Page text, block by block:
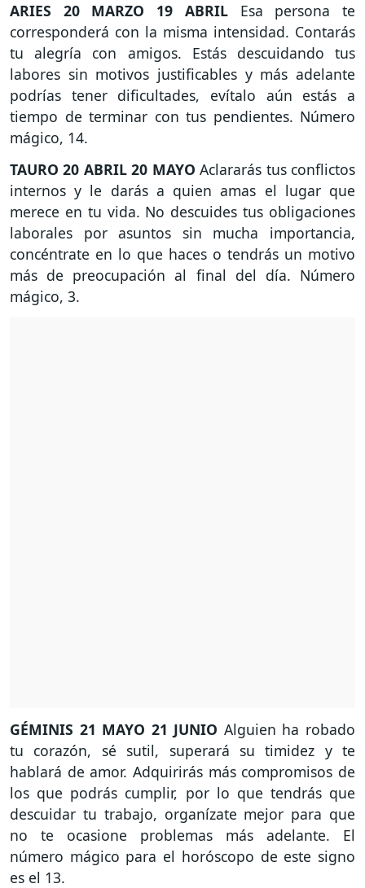
ARIES 20 MARZO 19 ABRILEsa persona te
corresponderá con la misma intensidad. Contarás
tu alegría con amigos. Estás descuidando tus
labores sin motivos justificables y más adelante
podrías tener dificultades, evítalo aún estás a
tiempo de terminar con tus pendientes. Número
mágico, 14.
TAURO 20 ABRIL 20 MAYO Aclararás tus conflictos
internos y le darás a quien amas el lugar que
merece en tu vida. No descuides tus obligaciones
laborales por asuntos sin mucha importancia,
concéntrate en lo que haces o tendrás un motivo
más de preocupación al final del día. Número
mágico, 3.
GÉMINIS 21 MAYO 21 JUNIO Alguien ha robado
tu corazón, sé sutil, superará su timidez y te
hablará de amor. Adquirirás más compromisos de
los que podrás cumplir, por lo que tendrás que
descuidar tu trabajo, organízate mejor para que
no te ocasione problemas más adelante. El
número mágico para el horóscopo de este signo
es el 13.